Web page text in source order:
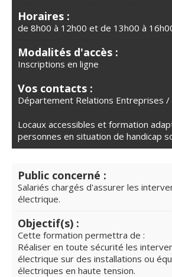
Horaires :
de 8h00 à 12h00 et de 13h00 à
Modalités d'accès :
Inscriptions en ligne
Vos contacts :
Département Relations Entreprises /
Locaux accessibles et formation
personnes en situation de handicap
Public concerné :
Salariés chargés d'assurer les
électrique.
Objectif(s) :
Cette formation permettra de :
Réaliser en toute sécurité les
électrique sur des installations ou
électriques en haute tension.